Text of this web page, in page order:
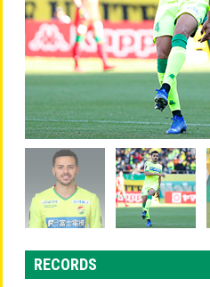
RECORDS